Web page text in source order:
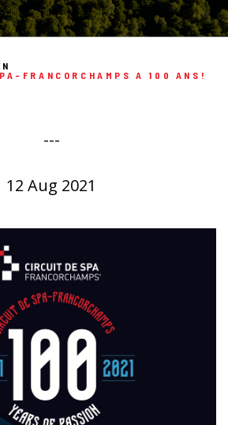
FRANCORCHAMPS A 100 ANS!
---
12 Aug 2021